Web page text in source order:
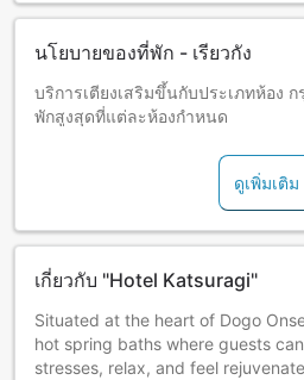
นโยบายของที่พัก - เรียวกัง
บริการเตียงเสริมขึ้นกับประเภทห้อง
พักสูงสุดที่แต่ละห้องกำหนด
ดูเพิ่มเติม
เกี่ยวกับ "Hotel Katsuragi"
Situated at the heart of Dogo
hot spring baths where guests
stresses, relax, and feel